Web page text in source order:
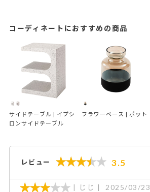
コーディネートにおすすめの商品
サイドテーブル | イプシ
ロンサイドテーブル
フラワーベース | ポット
レビュー 3.5
じじ 2025/03/23